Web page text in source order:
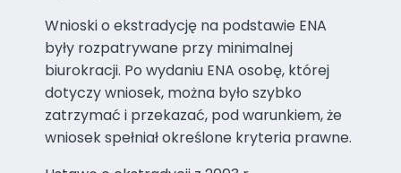
Wnioski o ekstradycję na podstawie ENA
były rozpatrywane przy minimalnej
biurokracji. Po wydaniu ENA osobę, której
dotyczy wniosek, można było szybko
zatrzymać i przekazać, pod warunkiem, że
wniosek spełniał określone kryteria prawne.